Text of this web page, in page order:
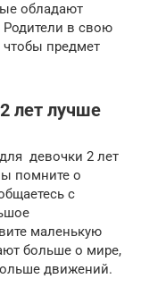
обладают
в свою
предмет
лет лучше
девочки 2 лет
помните о
с
маленькую
больше о мире,
движений.